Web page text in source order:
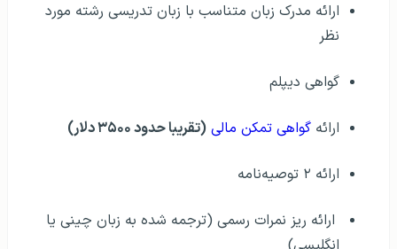
ارائه مدرک زبان متناسب با زبان تدریسی رشته مورد
نظر
گواهی دیپلم
ارائه گواهی تمکن مالی (تقریبا حدود ۳۵۰۰ دلار)
ارائه ۲ توصیه‌نامه
ارائه ریز نمرات رسمی (ترجمه شده به زبان چینی یا